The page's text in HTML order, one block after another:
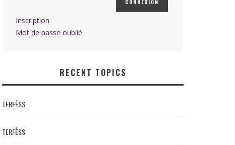
CONNEXION
Inscription
Mot de passe oublié
RECENT TOPICS
TERFÈSS
TERFÈSS